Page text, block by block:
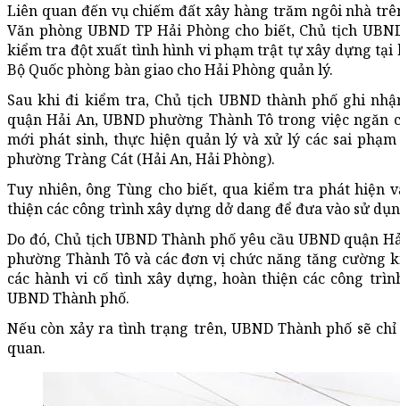
Liên quan đến vụ chiếm đất xây hàng trăm ngôi nhà
Văn phòng UBND TP Hải Phòng cho biết, Chủ tịch
kiểm tra đột xuất tình hình vi phạm trật tự xây dựng tại
Bộ Quốc phòng bàn giao cho Hải Phòng quản lý.
Sau khi đi kiểm tra, Chủ tịch UBND thành phố ghi
quận Hải An, UBND phường Thành Tô trong việc
mới phát sinh, thực hiện quản lý và xử lý các sai
phường Tràng Cát (Hải An, Hải Phòng).
Tuy nhiên, ông Tùng cho biết, qua kiểm tra phát hiện
thiện các công trình xây dựng dở dang để đưa vào sử
Do đó, Chủ tịch UBND Thành phố yêu cầu UBND quận
phường Thành Tô và các đơn vị chức năng tăng
các hành vi cố tình xây dựng, hoàn thiện các công
UBND Thành phố.
Nếu còn xảy ra tình trạng trên, UBND Thành phố sẽ
quan.